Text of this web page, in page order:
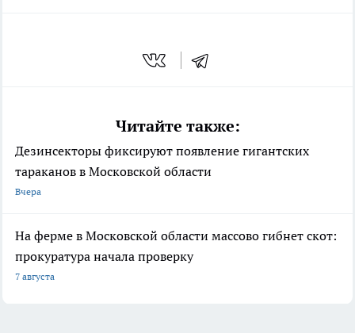
Читайте также:
Дезинсекторы фиксируют появление гигантских
тараканов в Московской области
Вчера
На ферме в Московской области массово гибнет скот:
прокуратура начала проверку
7 августа